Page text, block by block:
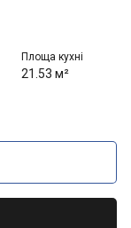
Площа кухні
21.53 м²